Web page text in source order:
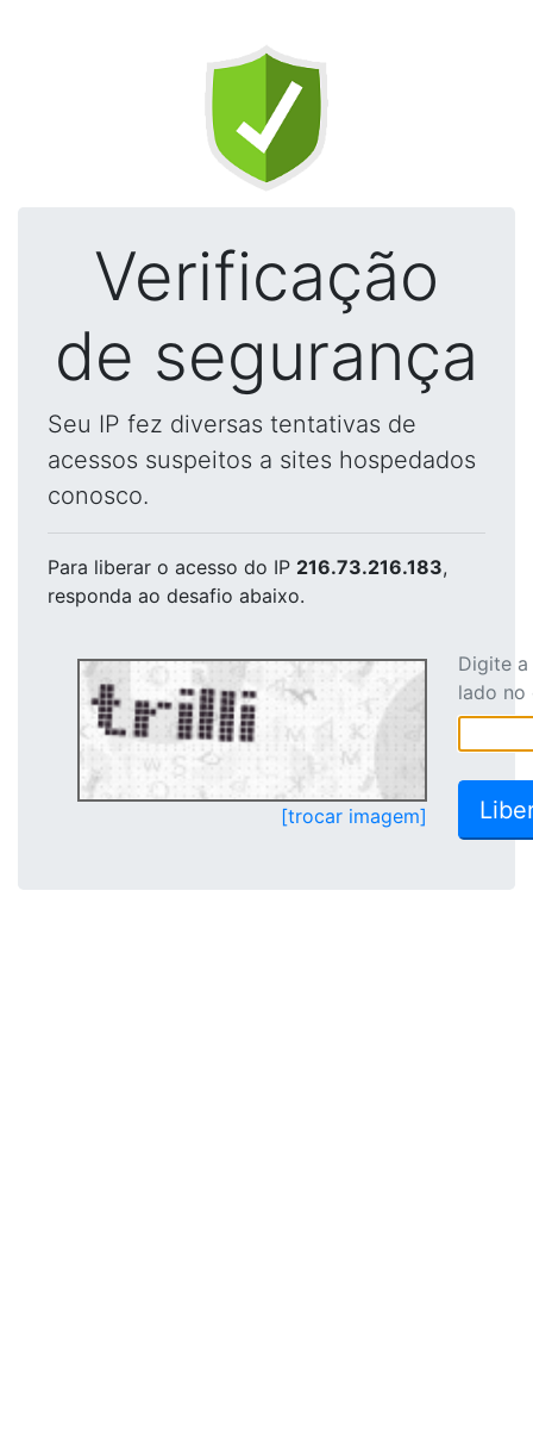
Verificação
de segurança
Seu IP fez diversas tentativas de
acessos suspeitos a sites hospedados
conosco.
Para liberar o acesso do IP 216.73.216.183,
responda ao desafio abaixo.
[trocar imagem]
Digite
lado no